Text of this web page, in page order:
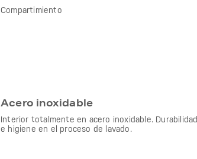
Compartimiento
Acero inoxidable
Interior totalmente en acero inoxidable. Durabilidad
e higiene en el proceso de lavado.